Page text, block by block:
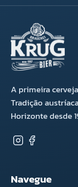
A primeira
Tradição
Horizonte desde
Navegue